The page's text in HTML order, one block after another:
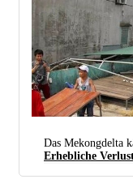
Sturmschäden In Hà Tinh,
Das Mekongdelta
Erhebliche